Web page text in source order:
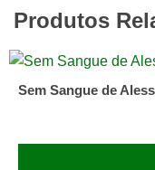
Harding
Produtos
Sem Sangue de